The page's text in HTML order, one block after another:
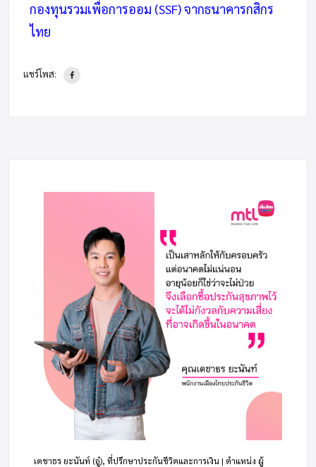
กองทุนรวมเพื่อการออม (SSF) จากธนาคารกสิกร
ไทย
แชร์โพส:
เดชาธร ยะนันท์ (อู๋), ที่ปรึกษาประกันชีวิตและการเงิน | ตำแหน่ง ผู้